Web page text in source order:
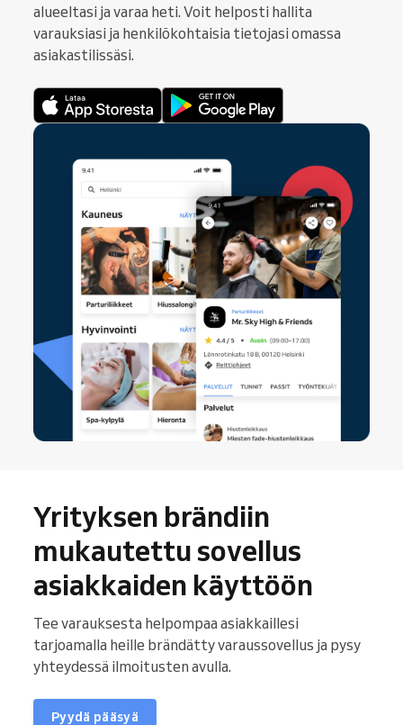
alueeltasi ja varaa heti. Voit helposti hallita
varauksiasi ja henkilökohtaisia tietojasi omassa
asiakastilissäsi.
Yrityksen brändiin
mukautettu sovellus
asiakkaiden käyttöön
Tee varauksesta helpompaa asiakkaillesi
tarjoamalla heille brändätty varaussovellus ja pysy
yhteydessä ilmoitusten avulla.
Pyydä pääsyä